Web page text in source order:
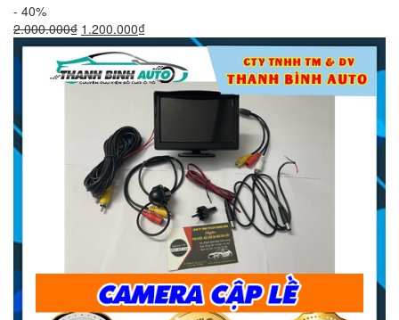
- 40%
2.000.000₫ Giá
gốc
là:
2.000.000₫.
1.200.000₫Giá
hiện
tại
là:
1.200.000₫.